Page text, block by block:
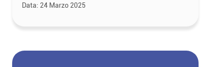
Data: 24 Marzo 2025